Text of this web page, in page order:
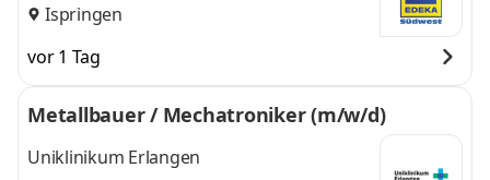
Ispringen
vor 1 Tag
Metallbauer / Mechatroniker (m/w/d)
Uniklinikum Erlangen